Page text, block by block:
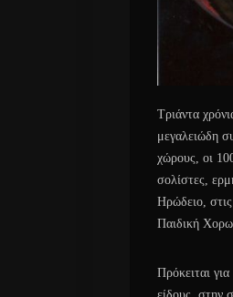
Τριάντα
μεγαλειώδη
χώρους, οι
σολίστες,
Ηρώδειο,
Παιδική
Πρόκειται